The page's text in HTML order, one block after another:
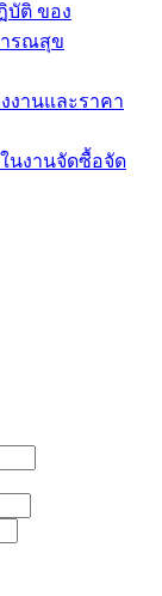
บัติ ของ
ารณสุข
งานและราคา
นงานจัดซื้อจัด